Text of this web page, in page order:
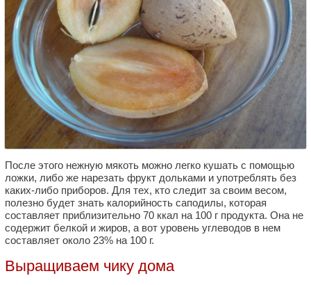
После этого нежную мякоть можно легко кушать с помощью
ложки, либо же нарезать фрукт дольками и употреблять без
каких-либо приборов. Для тех, кто следит за своим весом,
полезно будет знать калорийность саподилы, которая
составляет приблизительно 70 ккал на 100 г продукта. Она не
содержит белкой и жиров, а вот уровень углеводов в нем
составляет около 23% на 100 г.
Выращиваем чику дома